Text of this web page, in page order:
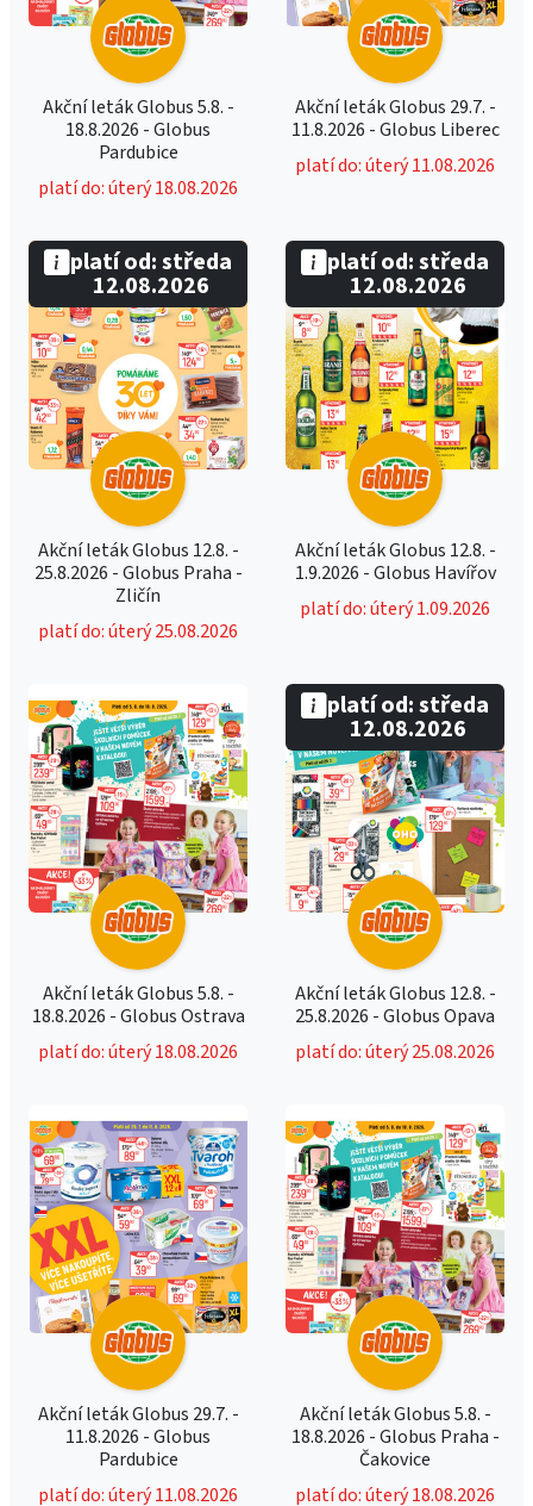
Akční leták Globus 5.8. -
18.8.2026 - Globus
Pardubice
platí do: úterý 18.08.2026
Akční leták Globus 29.7. -
11.8.2026 - Globus Liberec
platí do: úterý 11.08.2026
Akční leták Globus 12.8. -
25.8.2026 - Globus Praha -
Zličín
platí do: úterý 25.08.2026
platí od: středa
12.08.2026
Akční leták Globus 12.8. -
1.9.2026 - Globus Havířov
platí do: úterý 1.09.2026
platí od: středa
12.08.2026
Akční leták Globus 5.8. -
18.8.2026 - Globus Ostrava
platí do: úterý 18.08.2026
Akční leták Globus 12.8. -
25.8.2026 - Globus Opava
platí do: úterý 25.08.2026
platí od: středa
12.08.2026
Akční leták Globus 29.7. -
11.8.2026 - Globus
Pardubice
platí do: úterý 11.08.2026
Akční leták Globus 5.8. -
18.8.2026 - Globus Praha -
Čakovice
platí do: úterý 18.08.2026